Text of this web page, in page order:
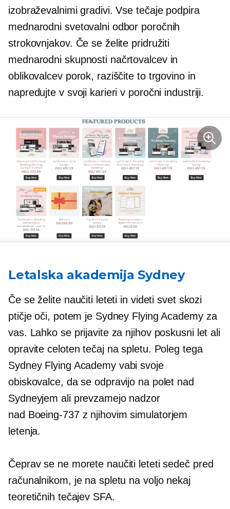
izobraževalnimi gradivi. Vse tečaje podpira
mednarodni svetovalni odbor poročnih
strokovnjakov. Če se želite pridružiti
mednarodni skupnosti načrtovalcev in
oblikovalcev porok, raziščite to trgovino in
napredujte v svoji karieri v poročni industriji.
Letalska akademija Sydney
Če se želite naučiti leteti in videti svet skozi
ptičje oči, potem je Sydney Flying Academy za
vas. Lahko se prijavite za njihov poskusni let ali
opravite celoten tečaj na spletu. Poleg tega
Sydney Flying Academy vabi svoje
obiskovalce, da se odpravijo na polet nad
Sydneyjem ali prevzamejo nadzor
nad Boeing-737z njihovim simulatorjem
letenja.
Čeprav se ne morete naučiti leteti sedeč pred
računalnikom, je na spletu na voljo nekaj
teoretičnih tečajev SFA.